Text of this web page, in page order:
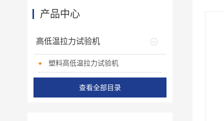
产品中心
高低温拉力试验机
塑料高低温拉力试验机
查看全部目录